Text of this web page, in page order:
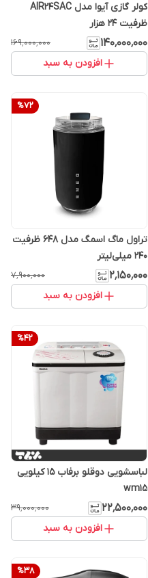
کولر گازی آیوا مدل AIR24SAC
ظرفیت ۲۴ هزار
۱۴۰٬۰۰۰٬۰۰۰ ۱۶۹٬۰۰۰٬۰۰۰
افزودن به سبد
%72
تراول ماگ اسمگ مدل 648 ظرفیت
۲۴۰ میلی‌لیتر
۲٬۱۵۰٬۰۰۰ ۷٬۹۰۰٬۰۰۰
افزودن به سبد
%42
لباسشویی دوقلو برفاب 15 کیلویی
wm15
۲۲٬۵۰۰٬۰۰۰ ۳۹٬۰۰۰٬۰۰۰
افزودن به سبد
%38